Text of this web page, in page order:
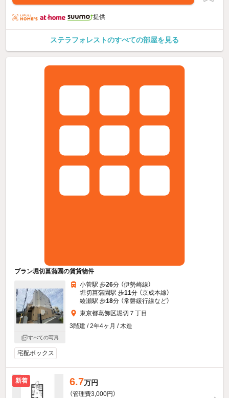
提供
ステラフォレストのすべての部屋を見る
ブラン堀切菖蒲園の賃貸物件
すべての写真
小菅駅 歩26分 （伊勢崎線）
堀切菖蒲園駅 歩11分 （京成本線）
綾瀬駅 歩18分 （常磐緩行線など）
東京都葛飾区堀切７丁目
3階建 / 2年4ヶ月 / 木造
宅配ボックス
新着 6.7万円
（管理費3,000円）